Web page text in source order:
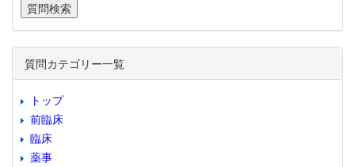
質問カテゴリー一覧
トップ
前臨床
臨床
薬事